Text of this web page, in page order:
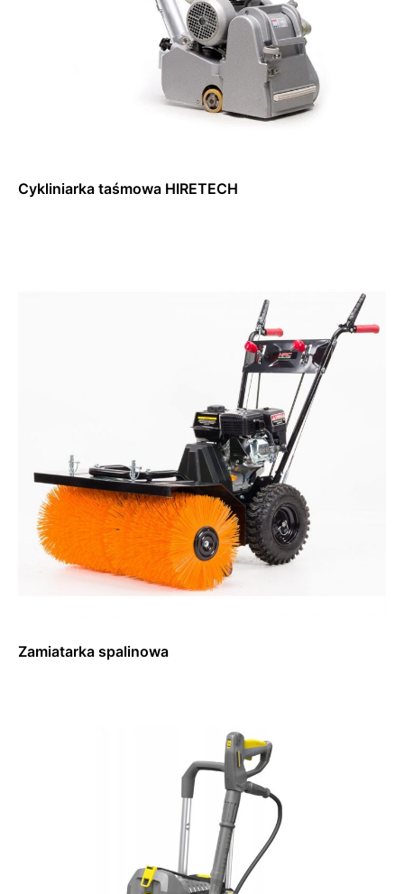
Cykliniarka taśmowa HIRETECH
Zamiatarka spalinowa